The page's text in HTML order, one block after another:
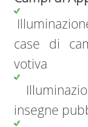
case di
votiva
insegne